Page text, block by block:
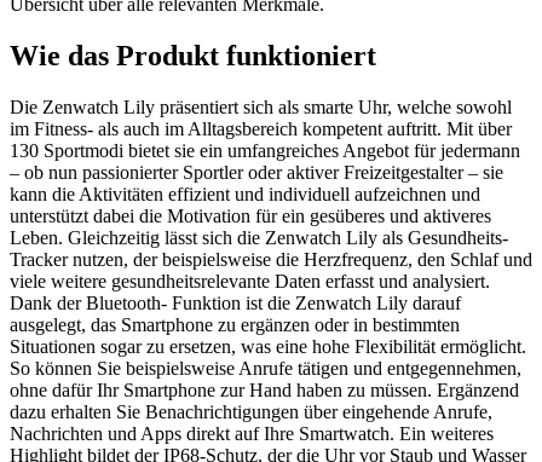
Wie das Produkt funktioniert
Die Zenwatch Lily präsentiert sich als smarte Uhr, welche sowohl
im Fitness- als auch im Alltagsbereich kompetent auftritt. Mit über
130 Sportmodi bietet sie ein umfangreiches Angebot für jedermann
– ob nun passionierter Sportler oder aktiver Freizeitgestalter – sie
kann die Aktivitäten effizient und individuell aufzeichnen und
unterstützt dabei die Motivation für ein gesüberes und aktiveres
Leben. Gleichzeitig lässt sich die Zenwatch Lily als Gesundheits-
Tracker nutzen, der beispielsweise die Herzfrequenz, den Schlaf und
viele weitere gesundheitsrelevante Daten erfasst und analysiert.
Dank der Bluetooth- Funktion ist die Zenwatch Lily darauf
ausgelegt, das Smartphone zu ergänzen oder in bestimmten
Situationen sogar zu ersetzen, was eine hohe Flexibilität ermöglicht.
So können Sie beispielsweise Anrufe tätigen und entgegennehmen,
ohne dafür Ihr Smartphone zur Hand haben zu müssen. Ergänzend
dazu erhalten Sie Benachrichtigungen über eingehende Anrufe,
Nachrichten und Apps direkt auf Ihre Smartwatch. Ein weiteres
Highlight bildet der IP68-Schutz, der die Uhr vor Staub und Wasser